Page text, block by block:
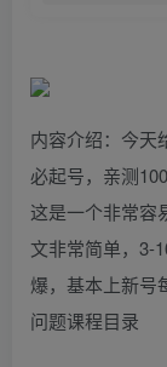
内容介绍：今天
必起号，亲测
这是一个非常容
文非常简单，3-
爆，基本上新号
问题课程目录